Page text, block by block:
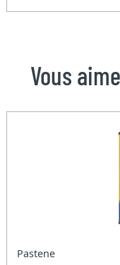
Vous
Pastene